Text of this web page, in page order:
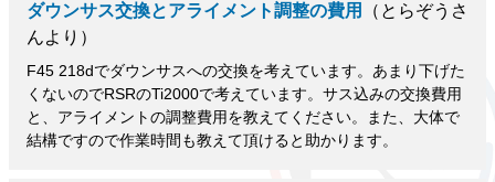
ダウンサス交換とアライメント調整の費用
（とらぞうさ
んより）
F45 218dでダウンサスへの交換を考えています。あまり下げた
くないのでRSRのTi2000で考えています。サス込みの交換費用
と、アライメントの調整費用を教えてください。また、大体で
結構ですので作業時間も教えて頂けると助かります。